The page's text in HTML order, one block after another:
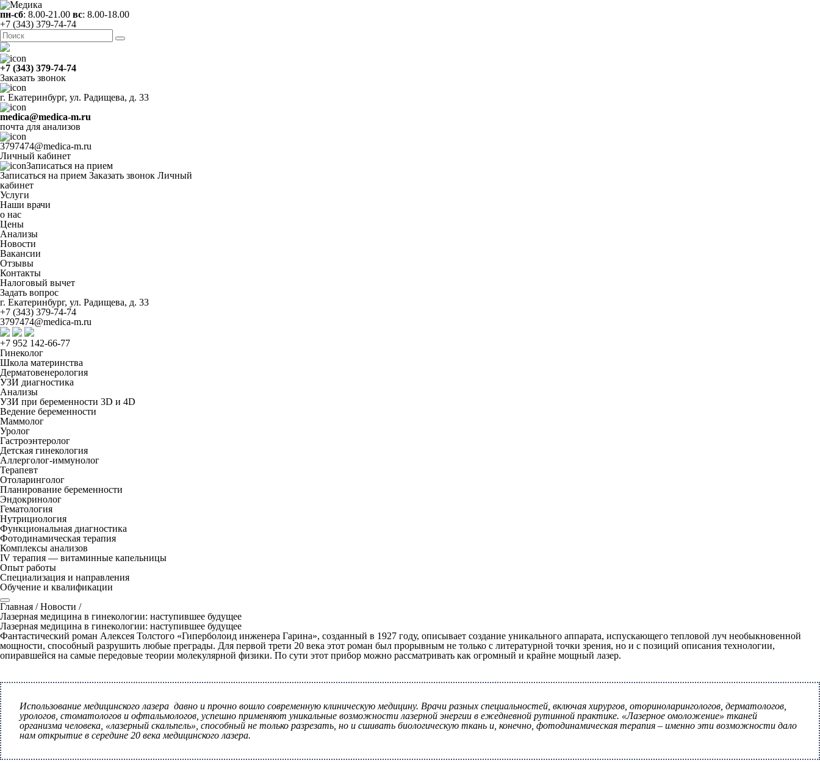
пн-сб: 8.00-21.00 вс: 8.00-18.00
+7 (343) 379-74-74
+7 (343) 379-74-74
Заказать звонок
г. Екатеринбург, ул. Радищева, д. 33
medica@medica-m.ru
почта для анализов
3797474@medica-m.ru
Личный кабинет
Записаться на прием
Записаться на прием Заказать звонок Личный
кабинет
Услуги
Наши врачи
о нас
Цены
Анализы
Новости
Вакансии
Отзывы
Контакты
Налоговый вычет
Задать вопрос
г. Екатеринбург, ул. Радищева, д. 33
+7 (343) 379-74-74
3797474@medica-m.ru
+7 952 142-66-77
Гинеколог
Школа материнства
Дерматовенерология
УЗИ диагностика
Анализы
УЗИ при беременности 3D и 4D
Ведение беременности
Маммолог
Уролог
Гастроэнтеролог
Детская гинекология
Аллерголог-иммунолог
Терапевт
Отоларинголог
Планирование беременности
Эндокринолог
Гематология
Нутрициология
Функциональная диагностика
Фотодинамическая терапия
Комплексы анализов
IV терапия — витаминные капельницы
Опыт работы
Специализация и направления
Обучение и квалификации
Главная /Новости /
Лазерная медицина в гинекологии: наступившее будущее
Лазерная медицина в гинекологии: наступившее будущее
Фантастический роман Алексея Толстого «Гиперболоид инженера Гарина», созданный в 1927 году, описывает создание уникального аппарата, испускающего тепловой луч необыкновенной
мощности, способный разрушить любые преграды. Для первой трети 20 века этот роман был прорывным не только с литературной точки зрения, но и с позиций описания технологии,
опиравшейся на самые передовые теории молекулярной физики. По сути этот прибор можно рассматривать как огромный и крайне мощный лазер.
Использование медицинского лазера давно и прочно вошло современную клиническую медицину. Врачи разных специальностей, включая хирургов, оториноларингологов, дерматологов,
урологов, стоматологов и офтальмологов, успешно применяют уникальные возможности лазерной энергии в ежедневной рутинной практике. «Лазерное омоложение» тканей
организма человека, «лазерный скальпель», способный не только разрезать, но и сшивать биологическую ткань и, конечно, фотодинамическая терапия – именно эти возможности дало
нам открытие в середине 20 века медицинского лазера.